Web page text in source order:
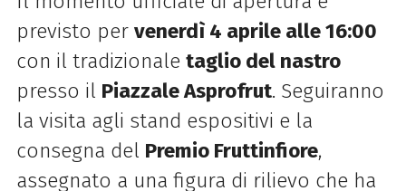
previsto per venerdì 4 aprile alle 16:00
con il tradizionale taglio del nastro
presso il Piazzale Asprofrut. Seguiranno
la visita agli stand espositivi e la
consegna del Premio Fruttinfiore,
assegnato a una figura di rilievo che ha